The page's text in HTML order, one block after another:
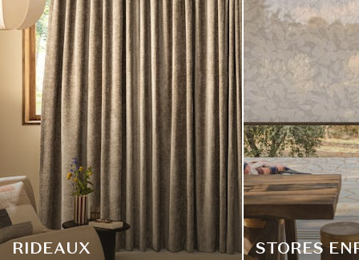
RIDEAUX STORES